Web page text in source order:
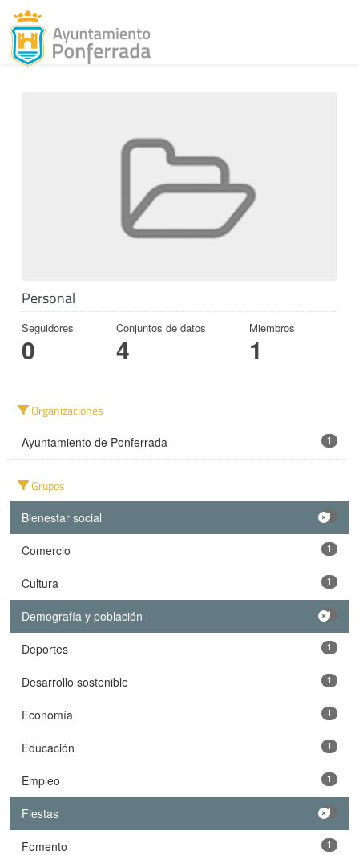
Personal
Seguidores
0
Conjuntos de datos
4
Miembros
1
Organizaciones
Ayuntamiento de Ponferrada 1
Grupos
Bienestar social 1
Comercio 1
Cultura 1
Demografía y población 1
Deportes 1
Desarrollo sostenible 1
Economía 1
Educación 1
Empleo 1
Fiestas 1
Fomento 1